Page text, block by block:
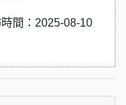
：2025-08-10